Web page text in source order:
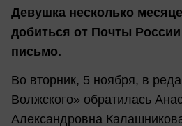
Девушка несколько
добиться от Почты
письмо.
Во вторник, 5 ноября, в
Волжского» обратилась
Александровна